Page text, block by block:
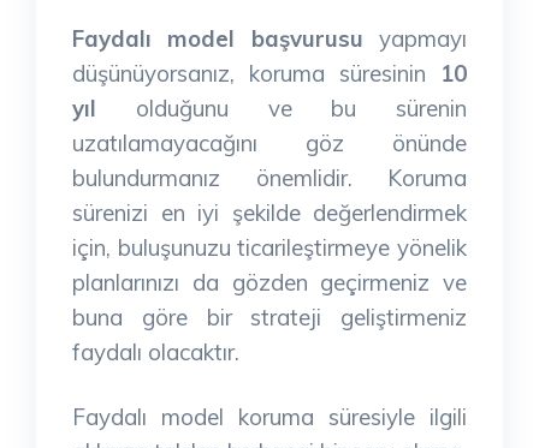
Faydalı model başvurusu yapmayı
düşünüyorsanız, koruma süresinin 10
yıl olduğunu ve bu sürenin
uzatılamayacağını göz önünde
bulundurmanız önemlidir. Koruma
sürenizi en iyi şekilde değerlendirmek
için, buluşunuzu ticarileştirmeye yönelik
planlarınızı da gözden geçirmeniz ve
buna göre bir strateji geliştirmeniz
faydalı olacaktır.
Faydalı model koruma süresiyle ilgili